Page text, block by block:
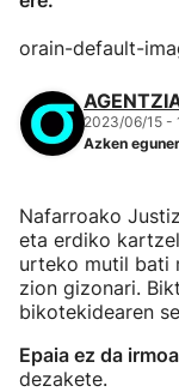
orain-default-
2023/06/15 -
Azken
Nafarroako
eta erdiko
urteko mutil bati
zion gizonari.
bikotekidearen
Epaia ez da irmoa
dezakete.